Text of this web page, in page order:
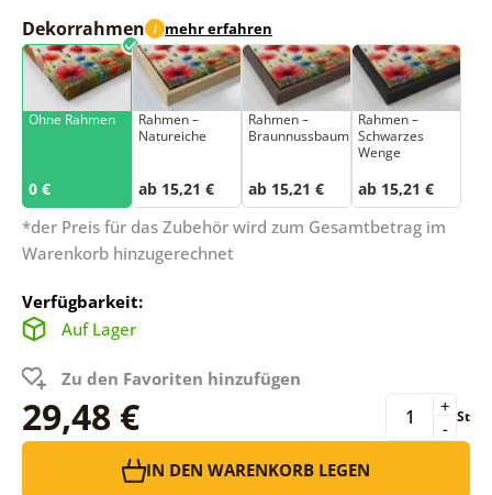
Dekorrahmen i mehr erfahren
Ohne Rahmen
0 €
Rahmen –
Natureiche
ab 15,21 €
Rahmen –
Braunnussbaum
ab 15,21 €
Rahmen –
Schwarzes
Wenge
ab 15,21 €
*der Preis für das Zubehör wird zum Gesamtbetrag im
Warenkorb hinzugerechnet
Verfügbarkeit:
Auf Lager
Zu den Favoriten hinzufügen
29,48 € -
+ St
IN DEN WARENKORB LEGEN